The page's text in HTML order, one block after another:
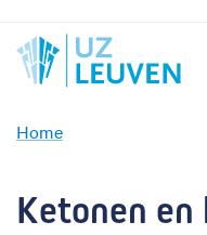
Home
o
Ketonen en